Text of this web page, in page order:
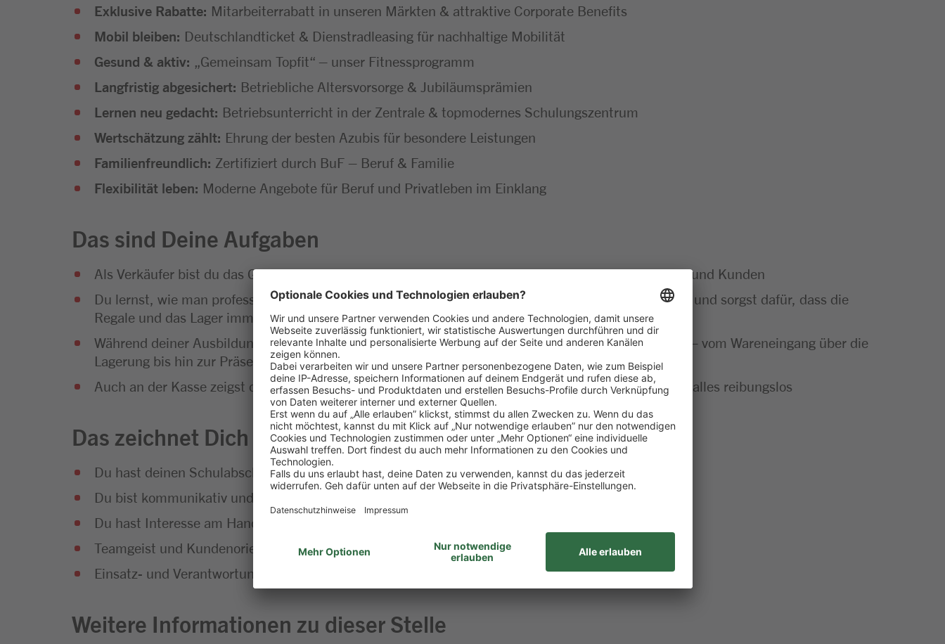
Exklusive Rabatte: Mitarbeiterrabatt in unseren Märkten & attraktive Corporate Benefits
Mobil bleiben: Deutschlandticket & Dienstradleasing für nachhaltige Mobilität
Gesund & aktiv: „Gemeinsam Topfit“ – unser Fitnessprogramm
Langfristig abgesichert: Betriebliche Altersvorsorge & Jubiläumsprämien
Lernen neu gedacht: Betriebsunterricht in der Zentrale & topmodernes Schulungszentrum
Wertschätzung zählt: Ehrung der besten Azubis für besondere Leistungen
Familienfreundlich: Zertifiziert durch BuF – Beruf & Familie
Flexibilität leben: Moderne Angebote für Beruf und Privatleben im Einklang
Das sind Deine Aufgaben
Als Verkäufer bist du das Gesicht unseres Marktes – erster Ansprechpartner für unsere Kundinnen und Kunden
Du lernst, wie man professionelle Verkaufsgespräche führt, wirst zum Experten für unser Sortiment und sorgst dafür, dass die
Regale und das Lager immer gut gefüllt sind
Während deiner Ausbildung wirst du mit allen wichtigen Einzelhandelsprozessen vertraut gemacht – vom Wareneingang über die
Lagerung bis hin zur Präsentation und dem Verkauf
Auch an der Kasse zeigst du vollen Einsatz – vom Kassieren bis zur Kassenabrechnung läuft bei dir alles reibungslos
Das zeichnet Dich aus
Du hast deinen Schulabschluss erfolgreich gemeistert
Du bist kommunikativ und hast Spaß am Umgang mit Menschen
Du hast Interesse am Handel und an Lebensmitteln
Teamgeist und Kundenorientierung gehören für dich einfach dazu
Einsatz- und Verantwortungsbereitschaft bringst du gerne mit
Weitere Informationen zu dieser Stelle